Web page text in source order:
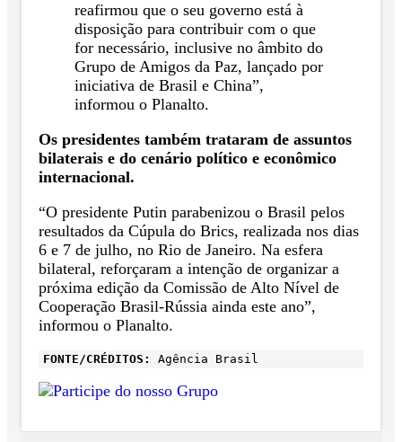
reafirmou que o seu governo está à
disposição para contribuir com o que
for necessário, inclusive no âmbito do
Grupo de Amigos da Paz, lançado por
iniciativa de Brasil e China”,
informou o Planalto.
Os presidentes também trataram de assuntos
bilaterais e do cenário político e econômico
internacional.
“O presidente Putin parabenizou o Brasil pelos
resultados da Cúpula do Brics, realizada nos dias
6 e 7 de julho, no Rio de Janeiro. Na esfera
bilateral, reforçaram a intenção de organizar a
próxima edição da Comissão de Alto Nível de
Cooperação Brasil-Rússia ainda este ano”,
informou o Planalto.
FONTE/CRÉDITOS: Agência Brasil